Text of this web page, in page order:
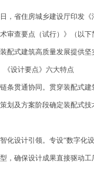
省住房城乡建设厅印发《
审查要点（试行）》（以
配式建筑高质量发展提供坚
设计要点》六大特点
贯通协同。贯穿装配式建
划及方案阶段确定装配式
设计引领。专设“数字化设
，确保设计成果直接驱动